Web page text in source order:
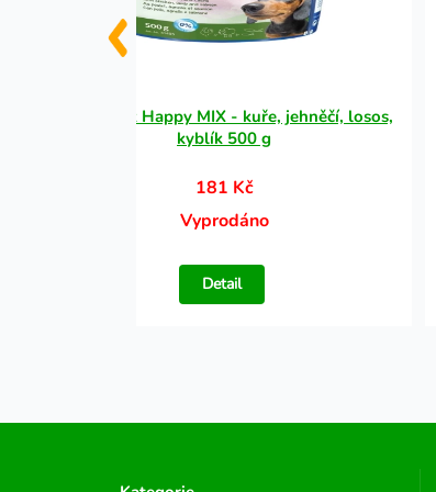
Soft Snack Happy MIX - kuře, jehněčí, losos,
kyblík 500 g
181 Kč
Vyprodáno
Detail